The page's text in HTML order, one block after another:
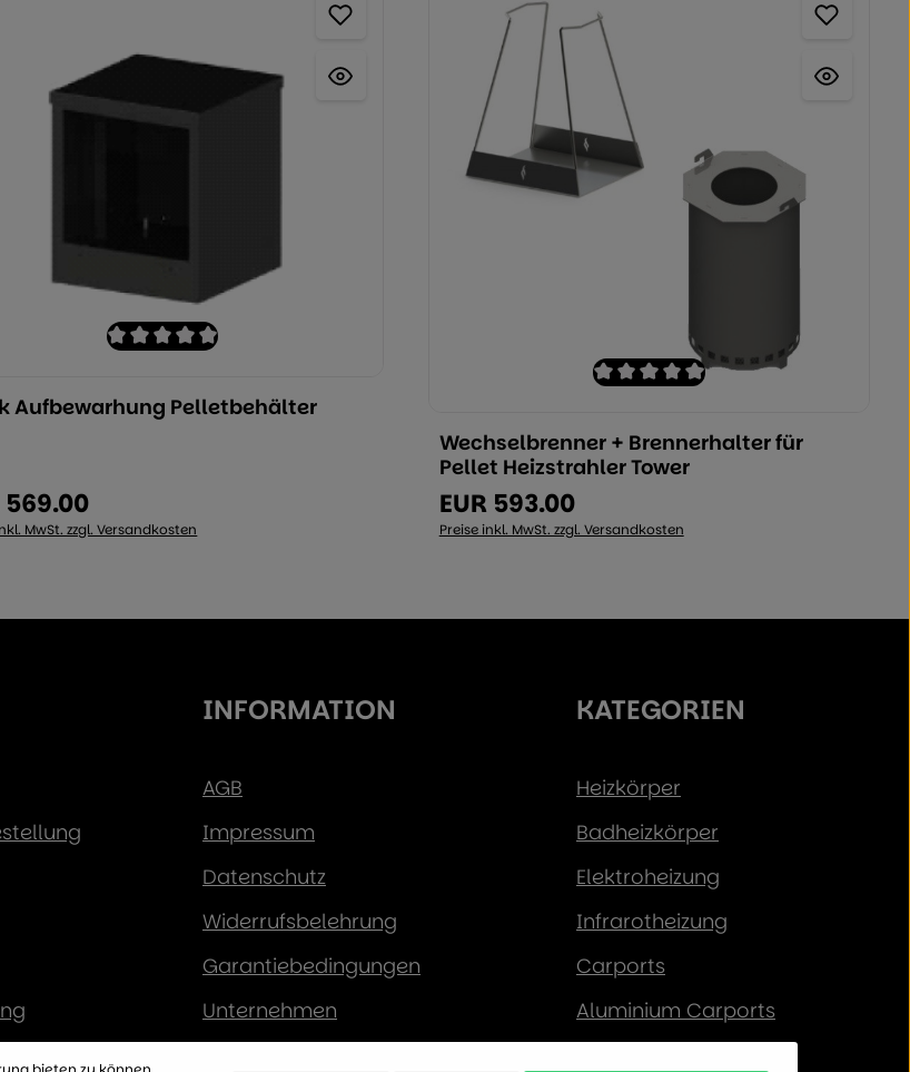
Wert ein oder benutzen Sie die Schaltflächen um die Anzahl zu
Anzahl: Geben Sie den gewünschten Wert ein oder benutzen
Aufbewarhung Pelletbehälter
Preis:
569.00
MwSt. zzgl. Versandkosten
Produkt Anzahl: Geben Sie den
Wechselbrenner + Brennerhalter für
Pellet Heizstrahler Tower
Regulärer Preis:
EUR 593.00
Preise inkl. MwSt. zzgl. Versandkosten
INFORMATION
AGB
Impressum
Datenschutz
Widerrufsbelehrung
Garantiebedingungen
Unternehmen
KATEGORIEN
Heizkörper
Badheizkörper
Elektroheizung
Infrarotheizung
Carports
Aluminium Carports